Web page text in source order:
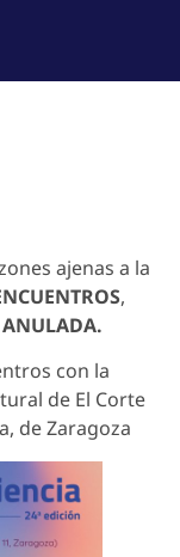
ajenas a la
,
ANULADA.
con la
de El Corte
de Zaragoza